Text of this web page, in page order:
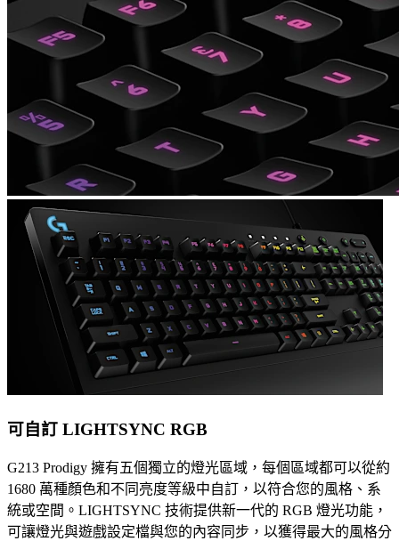
可自訂 LIGHTSYNC RGB
G213 Prodigy 擁有五個獨立的燈光區域，每個區域都可以從約
1680 萬種顏色和不同亮度等級中自訂，以符合您的風格、系
統或空間。LIGHTSYNC 技術提供新一代的 RGB 燈光功能，
可讓燈光與遊戲設定檔與您的內容同步，以獲得最大的風格分